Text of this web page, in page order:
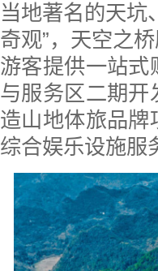
当地著名的天坑
奇观”，天空之
游客提供一站
与服务区二期
造山地体旅品
综合娱乐设施服